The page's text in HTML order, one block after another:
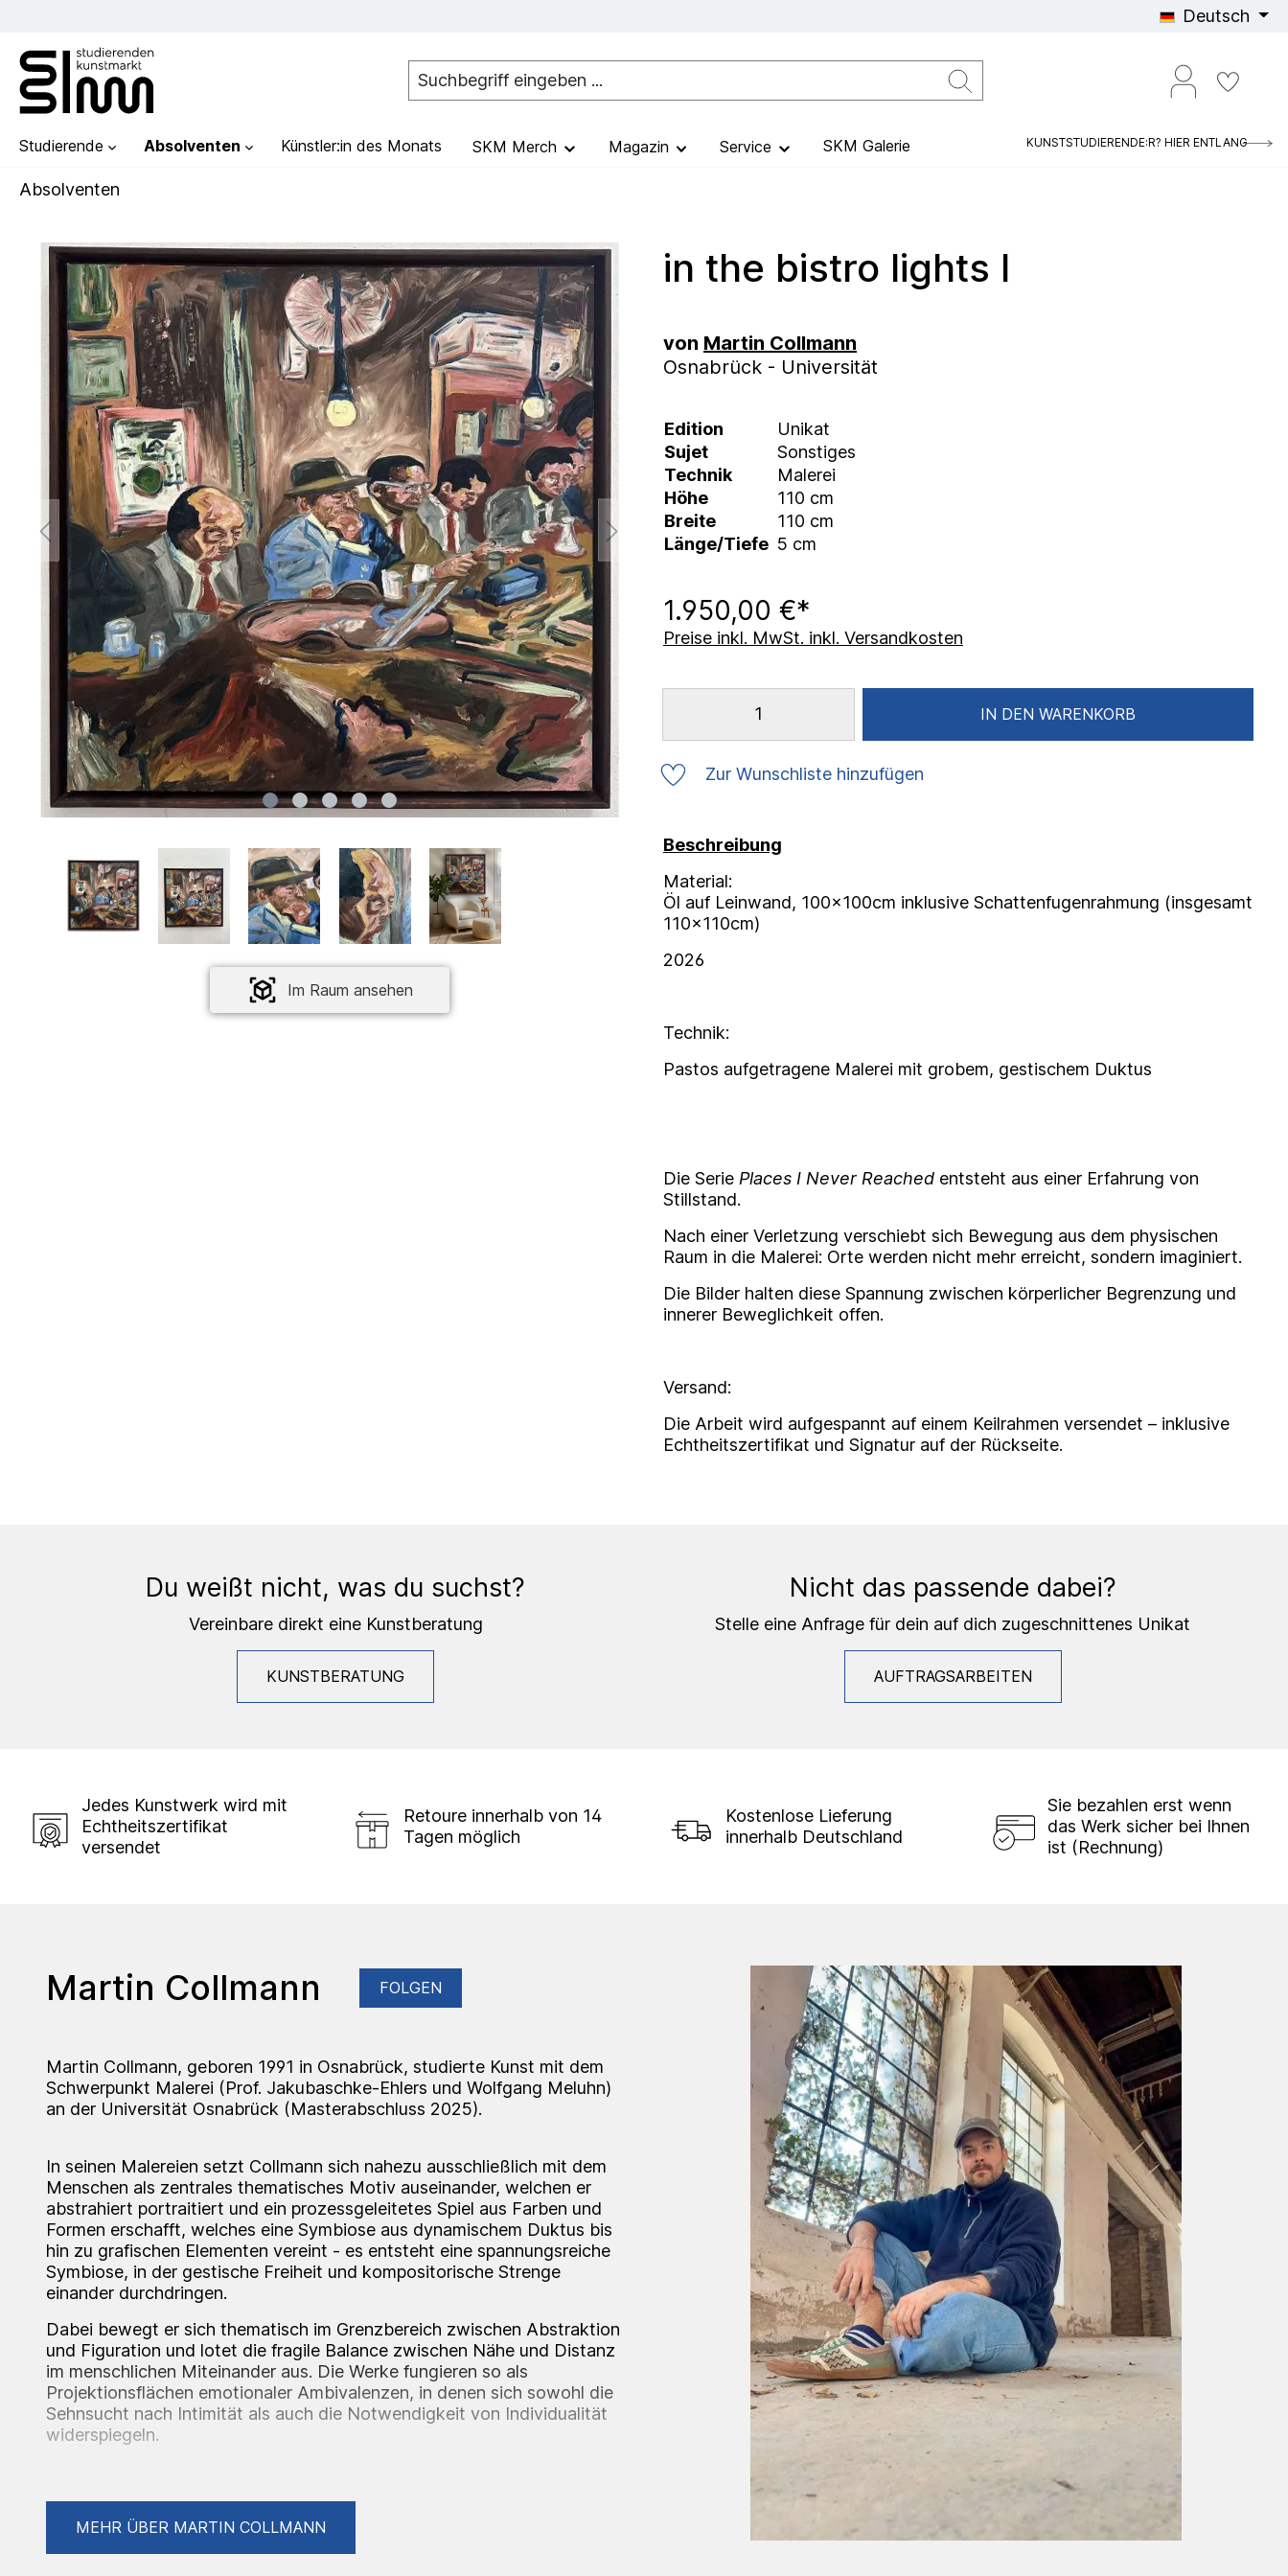
Deutsch
Studierende Absolventen Künstler:in des Monats SKM Merch Magazin Service SKM Galerie KUNSTSTUDIERENDE:R? HIER ENTLANG
Absolventen
Im Raum ansehen
in the bistro lights I
von Martin Collmann
Osnabrück - Universität
Edition
Unikat
Sujet
Sonstiges
Technik
Malerei
Höhe
110 cm
Breite
110 cm
Länge/Tiefe 5 cm
1.950,00 €*
Preise inkl. MwSt. inkl. Versandkosten
IN DEN WARENKORB
Zur Wunschliste hinzufügen
Beschreibung
Material:
Öl auf Leinwand, 100x100cm inklusive Schattenfugenrahmung (insgesamt
110x110cm)
2026
Technik:
Pastos aufgetragene Malerei mit grobem, gestischem Duktus
Die Serie Places I Never Reached entsteht aus einer Erfahrung von
Stillstand.
Nach einer Verletzung verschiebt sich Bewegung aus dem physischen
Raum in die Malerei: Orte werden nicht mehr erreicht, sondern imaginiert.
Die Bilder halten diese Spannung zwischen körperlicher Begrenzung und
innerer Beweglichkeit offen.
Versand:
Die Arbeit wird aufgespannt auf einem Keilrahmen versendet – inklusive
Echtheitszertifikat und Signatur auf der Rückseite.
Du weißt nicht, was du suchst?
Vereinbare direkt eine Kunstberatung
KUNSTBERATUNG
Nicht das passende dabei?
Stelle eine Anfrage für dein auf dich zugeschnittenes Unikat
AUFTRAGSARBEITEN
Jedes Kunstwerk wird mit
Echtheitszertifikat
versendet
Retoure innerhalb von 14
Tagen möglich
Kostenlose Lieferung
innerhalb Deutschland
Sie bezahlen erst wenn
das Werk sicher bei Ihnen
ist (Rechnung)
Martin Collmann FOLGEN
Martin Collmann, geboren 1991 in Osnabrück, studierte Kunst mit dem
Schwerpunkt Malerei (Prof. Jakubaschke-Ehlers und Wolfgang Meluhn)
an der Universität Osnabrück (Masterabschluss 2025).
In seinen Malereien setzt Collmann sich nahezu ausschließlich mit dem
Menschen als zentrales thematisches Motiv auseinander, welchen er
abstrahiert portraitiert und ein prozessgeleitetes Spiel aus Farben und
Formen erschafft, welches eine Symbiose aus dynamischem Duktus bis
hin zu grafischen Elementen vereint - es entsteht eine spannungsreiche
Symbiose, in der gestische Freiheit und kompositorische Strenge
einander durchdringen.
Dabei bewegt er sich thematisch im Grenzbereich zwischen Abstraktion
und Figuration und lotet die fragile Balance zwischen Nähe und Distanz
im menschlichen Miteinander aus. Die Werke fungieren so als
Projektionsflächen emotionaler Ambivalenzen, in denen sich sowohl die
Sehnsucht nach Intimität als auch die Notwendigkeit von Individualität
widerspiegeln.
Auszeichnungen/ Nominierungen:
MEHR ÜBER MARTIN COLLMANN